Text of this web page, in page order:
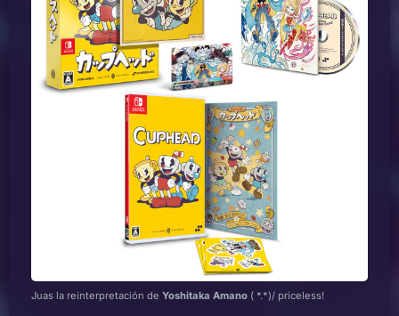
Juas la reinterpretación de Yoshitaka Amano ( *.*)/ priceless!